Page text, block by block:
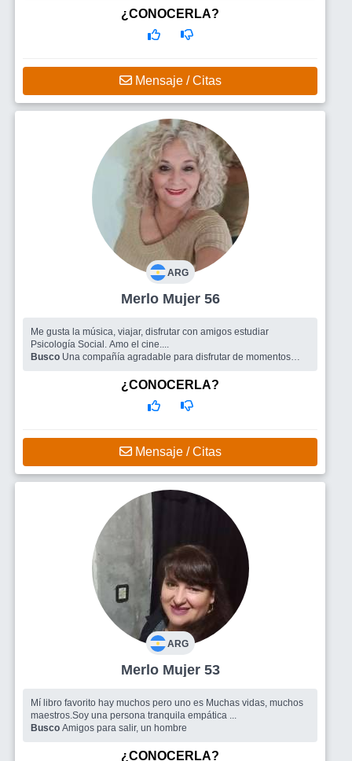
¿CONOCERLA?
Mensaje / Citas
ARG
Merlo Mujer 56
Me gusta la música, viajar, disfrutar con amigos estudiar
Psicología Social. Amo el cine....
Busco Una compañía agradable para disfrutar de momentos
¿CONOCERLA?
Mensaje / Citas
ARG
Merlo Mujer 53
Mí libro favorito hay muchos pero uno es Muchas vidas, muchos
maestros.Soy una persona tranquila empática ...
Busco Amigos para salir, un hombre
¿CONOCERLA?